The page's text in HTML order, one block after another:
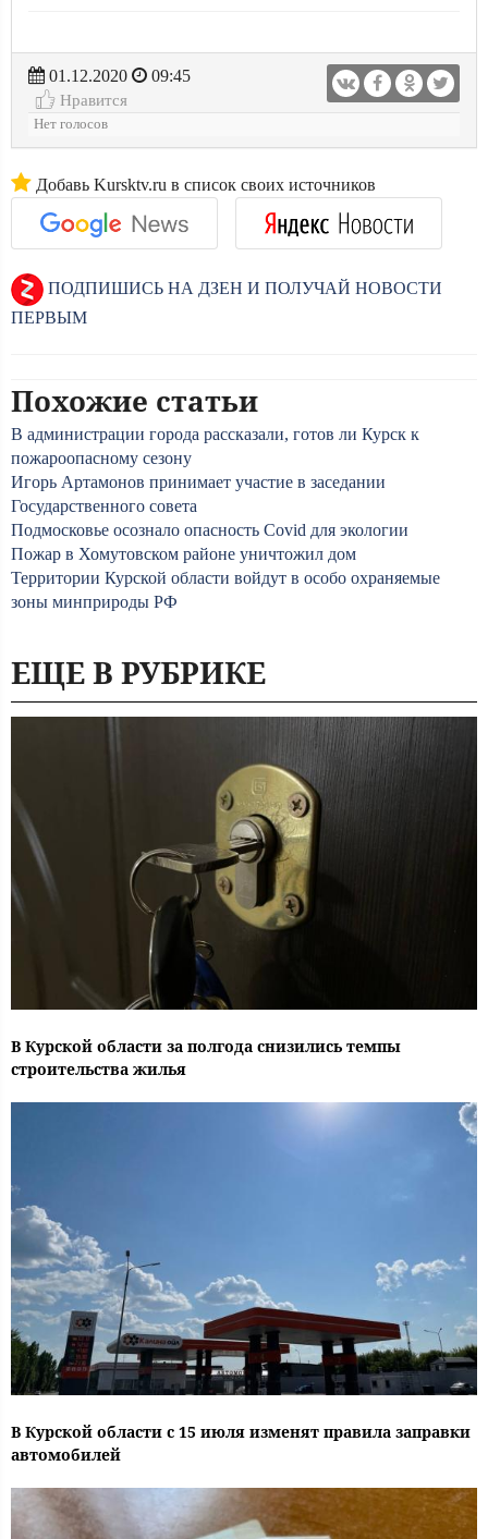
01.12.2020
09:45
Нравится
Нет голосов
Добавь Kursktv.ru в список своих источников
ПОДПИШИСЬ НА ДЗЕН И ПОЛУЧАЙ НОВОСТИ
ПЕРВЫМ
Похожие статьи
В администрации города рассказали, готов ли Курск к
пожароопасному сезону
Игорь Артамонов принимает участие в заседании
Государственного совета
Подмосковье осознало опасность Covid для экологии
Пожар в Хомутовском районе уничтожил дом
Территории Курской области войдут в особо охраняемые
зоны минприроды РФ
ЕЩЕ В РУБРИКЕ
В Курской области за полгода снизились темпы
строительства жилья
В Курской области с 15 июля изменят правила заправки
автомобилей